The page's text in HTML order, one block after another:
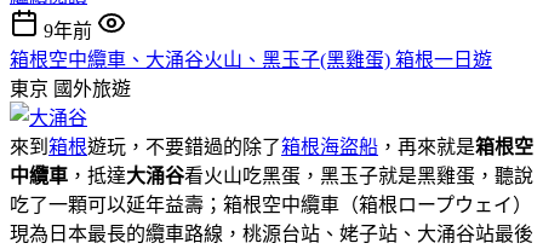
9年前
箱根空中纜車、大涌谷火山、黑玉子(黑雞蛋) 箱根一日遊
東京 國外旅遊
來到 箱根遊玩，不要錯過的除了箱根海盜船 ，再來就是箱根空
中纜車 ，抵達大涌谷看火山吃黑蛋，黑玉子就是黑雞蛋，聽說
吃了一顆可以延年益壽；箱根空中纜車（箱根ロープウェイ）
現為日本最長的纜車路線，桃源台站、姥子站、大涌谷站最後